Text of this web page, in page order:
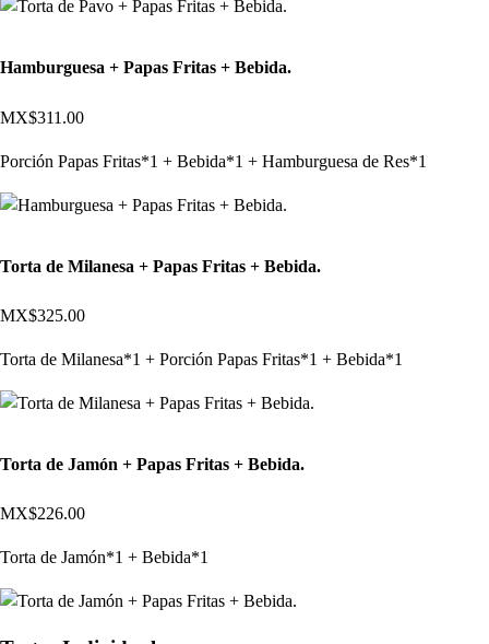
Hamburguesa + Papas Fritas + Bebida.
MX$311.00
Porción Papas Fritas*1 + Bebida*1 + Hamburguesa de Res*1
Torta de Milanesa + Papas Fritas + Bebida.
MX$325.00
Torta de Milanesa*1 + Porción Papas Fritas*1 + Bebida*1
Torta de Jamón + Papas Fritas + Bebida.
MX$226.00
Torta de Jamón*1 + Bebida*1